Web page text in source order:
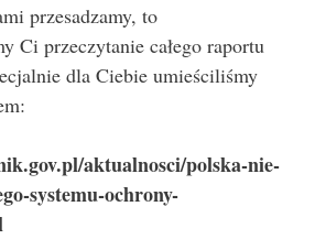
przesadzamy, to
Ci przeczytanie całego raportu
dla Ciebie umieściliśmy
aktualnosci/polska-nie-
systemu-ochrony-